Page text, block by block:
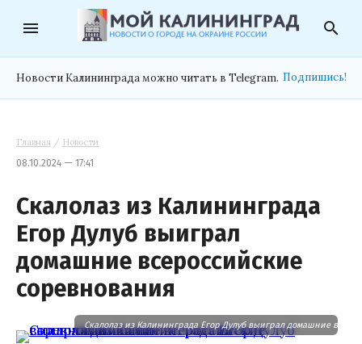
menu search
Новости Калининграда можно читать в Telegram. Подпишись!
Главная / Новости
08.10.2024 — 17:41
Скалолаз из Калининграда
Егор Дулуб выиграл
домашние всероссийские
соревнования
Скалолаз из Калининграда Егор Дулуб выиграл домашние